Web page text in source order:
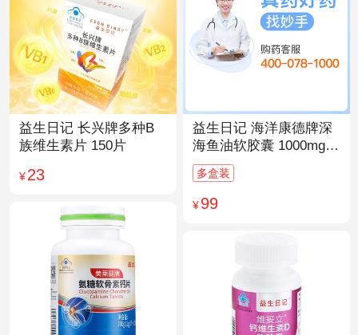
益生日记 海洋康德牌深
海鱼油软胶囊 1000mg/
粒*200粒
多盒装
¥99
益生日记 长兴牌多种B
族维生素片 150片
¥23